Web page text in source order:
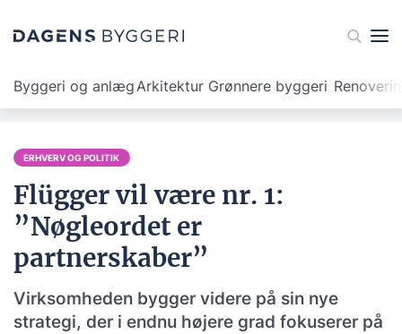
Byggeri og anlægArkitektur Grønnere byggeri
ERHVERV OG POLITIK
Flügger vil være nr. 1:
”Nøgleordet er
partnerskaber”
Virksomheden bygger videre på sin nye
strategi, der i endnu højere grad fokuserer på